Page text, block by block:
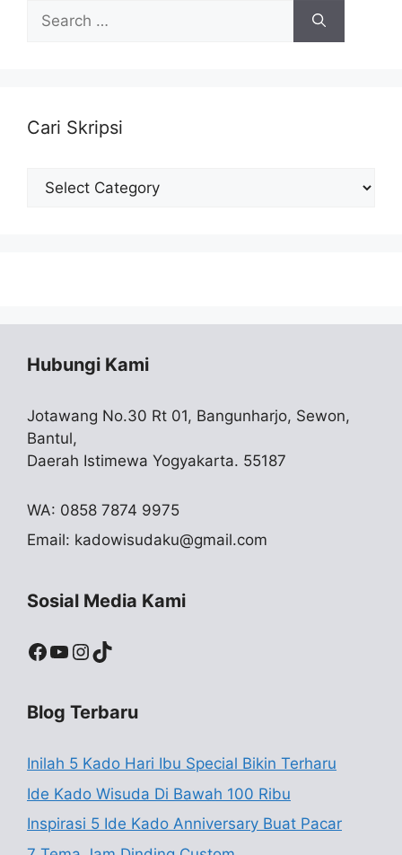
for:
Cari Skripsi
Cari
Skripsi
Hubungi Kami
Jotawang No.30 Rt 01, Bangunharjo, Sewon,
Bantul,
Daerah Istimewa Yogyakarta. 55187
WA: 0858 7874 9975
Email: kadowisudaku@gmail.com
Sosial Media Kami
Facebook
YouTube
Instagram
TikTok
Blog Terbaru
Inilah 5 Kado Hari Ibu Special Bikin Terharu
Ide Kado Wisuda Di Bawah 100 Ribu
Inspirasi 5 Ide Kado Anniversary Buat Pacar